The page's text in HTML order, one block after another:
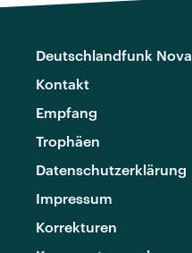
Deutschlandfunk Nova
Kontakt
Empfang
Trophäen
Datenschutzerklärung
Impressum
Korrekturen